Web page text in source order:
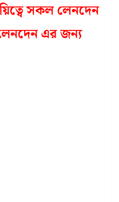
সকল লেনদেন
এর জন্য